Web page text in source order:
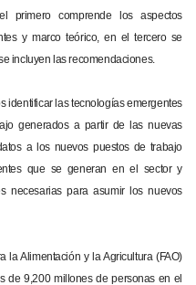
primero comprende los aspectos
y marco teórico, en el tercero se
incluyen las recomendaciones.
identificar las tecnologías emergentes
generados a partir de las nuevas
a los nuevos puestos de trabajo
que se generan en el sector y
necesarias para asumir los nuevos
la Alimentación y la Agricultura (FAO)
de 9,200 millones de personas en el